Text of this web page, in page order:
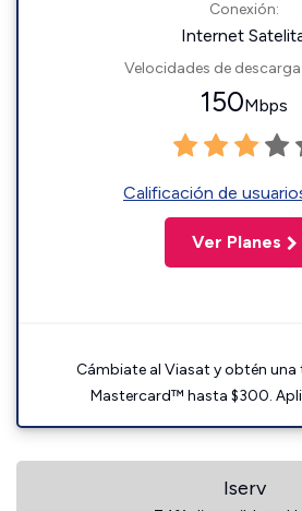
Conexión:
Internet
Velocidades de
150Mbps
Calificación de
Ver Planes
Cámbiate al Viasat y obtén
Mastercard™ hasta $300.
Iserv